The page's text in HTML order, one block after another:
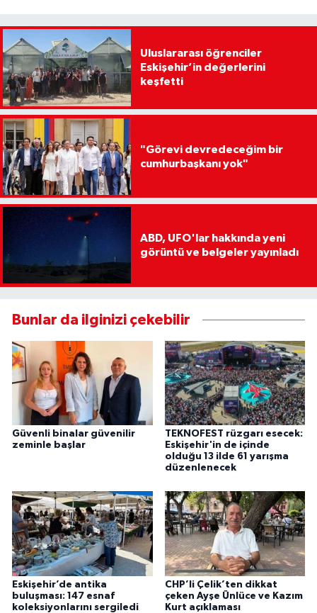
Uluslararası öğrenciler
Eskişehir’in değerlerini
keşfetti
"Görevi devredeceğim bir
cumhurbaşkanı yok"
ABD, UFO'lar hakkında yeni
görüntü ve belgeler yayınladı
Bunlar da ilginizi çekebilir
Güvenli binalar güvenilir
zeminle başlar
TEKNOFEST rüzgarı esecek:
Eskişehir'in de içinde
olduğu 13 ilde 61 yarışma
düzenlenecek
Eskişehir’de antika
buluşması: 147 esnaf
koleksiyonlarını sergiledi
CHP’li Çelik’ten dikkat
çeken Ayşe Ünlüce ve Kazım
Kurt açıklaması